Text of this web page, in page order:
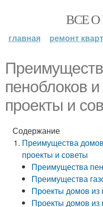
ВСЕ
главная ремонт
пеноблоков и
проекты и
Содержание
Преимущества домов
проекты и советы
Преимущества
Преимущества
Проекты домов из
Проекты домов из